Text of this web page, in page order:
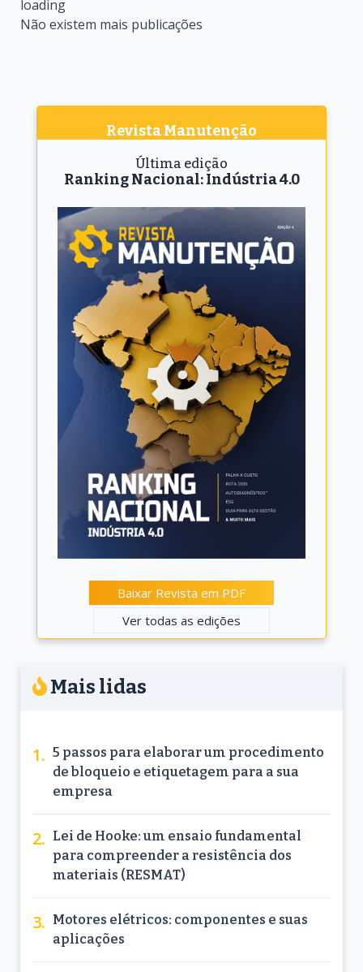
Não existem mais publicações
Revista Manutenção
Última edição
Ranking Nacional: Indústria 4.0
Baixar Revista em PDF
Ver todas as edições
Mais lidas
5 passos para elaborar um procedimento
de bloqueio e etiquetagem para a sua
empresa
Lei de Hooke: um ensaio fundamental
para compreender a resistência dos
materiais (RESMAT)
Motores elétricos: componentes e suas
aplicações